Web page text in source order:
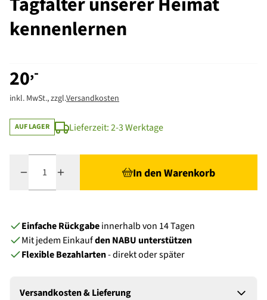
kennenlernen
20,-
inkl. MwSt., zzgl.Versandkosten
AUF LAGER Lieferzeit: 2-3 Werktage
In den Warenkorb
Einfache Rückgabeinnerhalb von 14 Tagen
Mit jedem Einkaufden NABU unterstützen
Flexible Bezahlarten- direkt oder später
Versandkosten & Lieferung